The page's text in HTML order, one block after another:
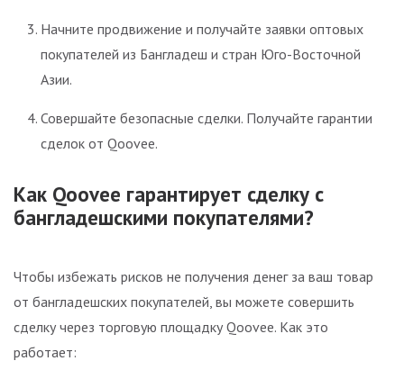
Начните продвижение и получайте заявки оптовых
покупателей из Бангладеш и стран Юго-Восточной
Азии.
Совершайте безопасные сделки. Получайте гарантии
сделок от Qoovee.
Как Qoovee гарантирует сделку с
бангладешскими покупателями?
Чтобы избежать рисков не получения денег за ваш товар
от бангладешских покупателей, вы можете совершить
сделку через торговую площадку Qoovee. Как это
работает: